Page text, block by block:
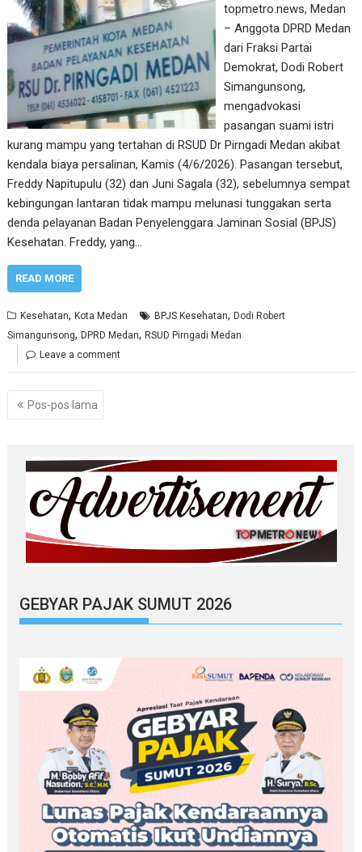
topmetro.news, Medan
– Anggota DPRD Medan
dari Fraksi Partai
Demokrat, Dodi Robert
Simangunsong,
mengadvokasi
pasangan suami istri
kurang mampu yang tertahan di RSUD Dr Pirngadi Medan akibat
kendala biaya persalinan, Kamis (4/6/2026). Pasangan tersebut,
Freddy Napitupulu (32) dan Juni Sagala (32), sebelumnya sempat
kebingungan lantaran tidak mampu melunasi tunggakan serta
denda pelayanan Badan Penyelenggara Jaminan Sosial (BPJS)
Kesehatan. Freddy, yang…
READ MORE
Kesehatan,Kota Medan BPJS Kesehatan,Dodi Robert
Simangunsong,DPRD Medan,RSUD Pirngadi Medan
Leave a comment
Navigasi
pos
Pos-pos lama
GEBYAR PAJAK SUMUT 2026